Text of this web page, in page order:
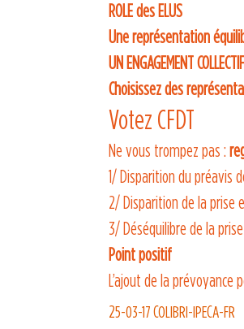
ROLE des ELUS
Une représentation
UN ENGAGEMENT
Choisissez des
Votez CFDT
Ne vous trompez pas :
1/ Disparition du préavis
2/ Disparition de la prise
3/ Déséquilibre de la
Point positif
L’ajout de la prévoyance
25-03-17 COLIBRI-IPECA-FR